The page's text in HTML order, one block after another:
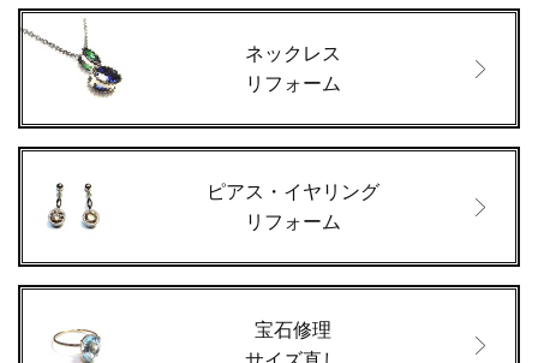
ネックレス
リフォーム
ピアス・イヤリング
リフォーム
宝石修理